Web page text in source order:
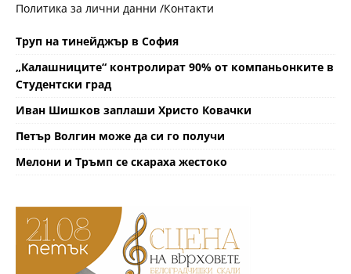
Политика за лични данни /Контакти
Труп на тинейджър в София
„Калашниците“ контролират 90% от компаньонките в
Студентски град
Иван Шишков заплаши Христо Ковачки
Петър Волгин може да си го получи
Мелони и Тръмп се скараха жестоко